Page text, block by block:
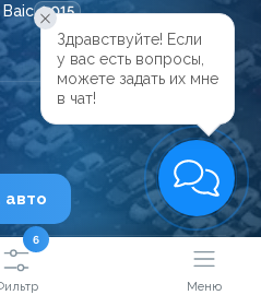
Baic 1 015
ВЛ"
6
Меню
авто
Здравствуйте! Если
у вас есть вопросы,
можете задать их мне
в чат!